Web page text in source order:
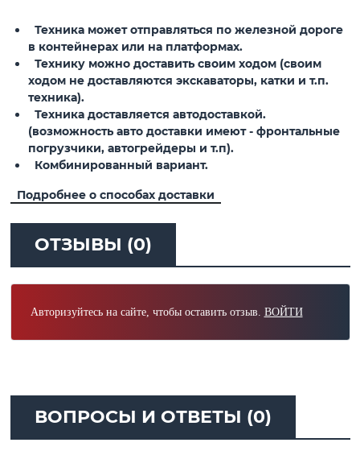
Техника может отправляться по железной дороге
в контейнерах или на платформах.
Технику можно доставить своим ходом (своим
ходом не доставляются экскаваторы, катки и т.п.
техника).
Техника доставляется автодоставкой.
(возможность авто доставки имеют - фронтальные
погрузчики, автогрейдеры и т.п).
Комбинированный вариант.
Подробнее о способах доставки
ОТЗЫВЫ (0)
Авторизуйтесь на сайте, чтобы оставить отзыв. ВОЙТИ
ВОПРОСЫ И ОТВЕТЫ (0)